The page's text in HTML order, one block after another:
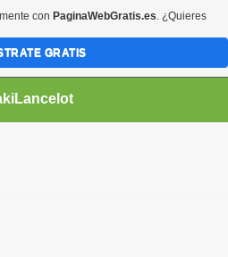
con PaginaWebGratis.es. ¿Quieres
GRATIS